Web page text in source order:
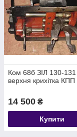
Ком 68б ЗІЛ 130-131
верхня крихітка КПП
14 500 ₴
Купити